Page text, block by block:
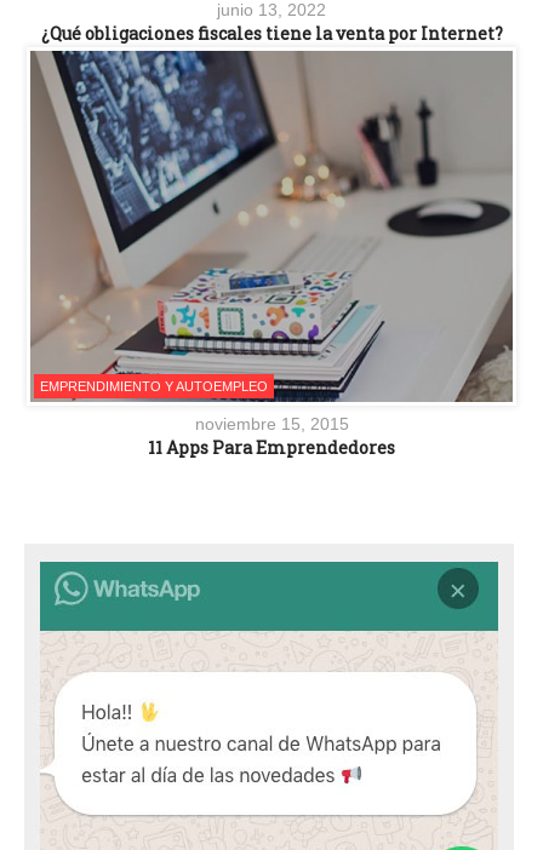
junio 13, 2022
¿Qué obligaciones fiscales tiene la venta por Internet?
EMPRENDIMIENTO Y AUTOEMPLEO
noviembre 15, 2015
11 Apps Para Emprendedores